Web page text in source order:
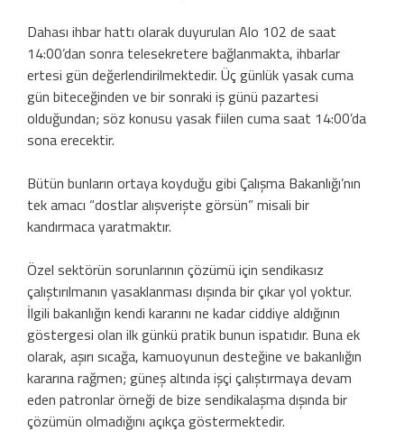
Dahası ihbar hattı olarak duyurulan Alo 102 de saat
14:00’dan sonra telesekretere bağlanmakta, ihbarlar
ertesi gün değerlendirilmektedir. Üç günlük yasak cuma
gün biteceğinden ve bir sonraki iş günü pazartesi
olduğundan; söz konusu yasak fiilen cuma saat 14:00’da
sona erecektir.
Bütün bunların ortaya koyduğu gibi Çalışma Bakanlığı’nın
tek amacı “dostlar alışverişte görsün” misali bir
kandırmaca yaratmaktır.
Özel sektörün sorunlarının çözümü için sendikasız
çalıştırılmanın yasaklanması dışında bir çıkar yol yoktur.
İlgili bakanlığın kendi kararını ne kadar ciddiye aldığının
göstergesi olan ilk günkü pratik bunun ispatıdır. Buna ek
olarak, aşırı sıcağa, kamuoyunun desteğine ve bakanlığın
kararına rağmen; güneş altında işçi çalıştırmaya devam
eden patronlar örneği de bize sendikalaşma dışında bir
çözümün olmadığını açıkça göstermektedir.